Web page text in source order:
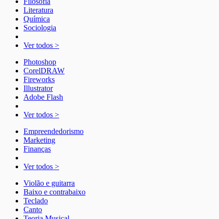
Literatura
Química
Sociologia
Ver todos >
Photoshop
CorelDRAW
Fireworks
Illustrator
Adobe Flash
Ver todos >
Empreendedorismo
Marketing
Finanças
Ver todos >
Violão e guitarra
Baixo e contrabaixo
Teclado
Canto